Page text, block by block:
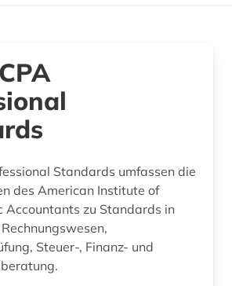
Standards umfassen die
des American Institute of
Accountants zu Standards in
Steuer-, Finanz- und